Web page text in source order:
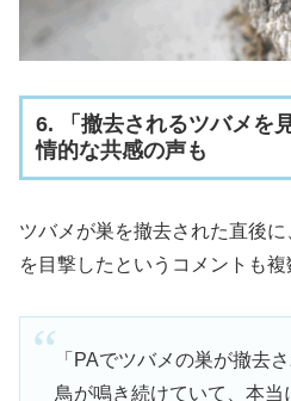
6. 「撤去されるツバメを
情的な共感の声も
ツバメが巣を撤去された直後
を目撃したというコメントも複
「PAでツバメの巣が撤去
鳥が鳴き続けていて、本当